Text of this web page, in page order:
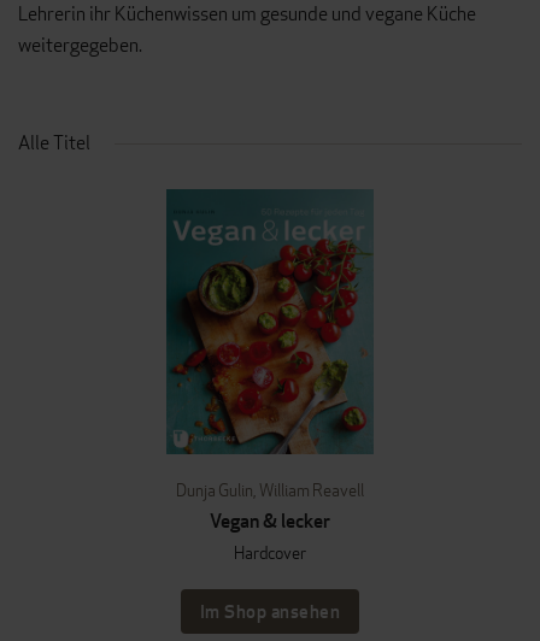
Lehrerin ihr Küchenwissen um gesunde und vegane Küche
weitergegeben.
Alle Titel
Dunja Gulin, William Reavell
Vegan & lecker
Hardcover
Im Shop ansehen